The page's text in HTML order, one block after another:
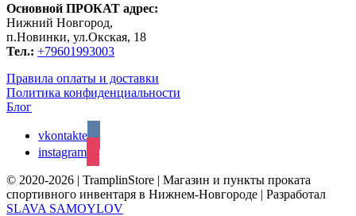
Основной ПРОКАТ адрес:
Нижний Новгород,
п.Новинки, ул.Окская, 18
Тел.: +79601993003
Правила оплаты и доставки
Политика конфиденциальности
Блог
vkontakte
instagram
© 2020-2026 | TramplinStore | Магазин и пункты проката
спортивного инвентаря в Нижнем-Новгороде | Разработал
SLAVA SAMOYLOV